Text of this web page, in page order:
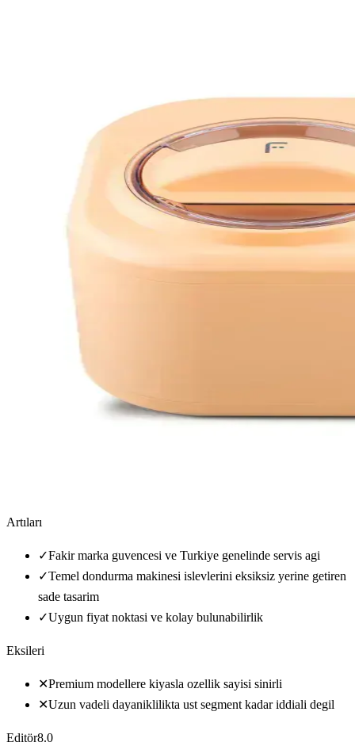
Artıları
✓Fakir marka guvencesi ve Turkiye genelinde servis agi
✓Temel dondurma makinesi islevlerini eksiksiz yerine getiren
sade tasarim
✓Uygun fiyat noktasi ve kolay bulunabilirlik
Eksileri
✕Premium modellere kiyasla ozellik sayisi sinirli
✕Uzun vadeli dayaniklilikta ust segment kadar iddiali degil
Editör8.0